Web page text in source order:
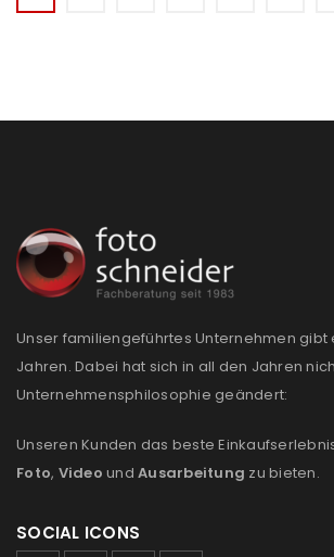
Unser familiengeführtes Unternehmen gibt
Jahren. Dabei hat sich in all den Jahren
Unternehmensphilosophie geändert:
Unseren Kunden das beste
Foto, Video und Ausarbeitung zu bieten.
SOCIAL ICONS